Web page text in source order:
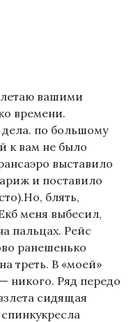
вашими
времени.
по большому
к вам не было
выставило
и поставило
блять,
меня выбесил,
пальцах. Рейс
ранешенько
треть. В «моей»
никого. Ряд передо
сидящая